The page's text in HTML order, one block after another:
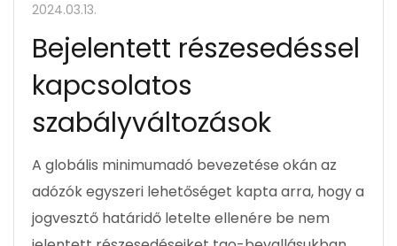
2024.03.13.
Bejelentett részesedéssel
kapcsolatos
szabályváltozások
A globális minimumadó bevezetése okán az
adózók egyszeri lehetőséget kapta arra, hogy a
jogvesztő határidő letelte ellenére be nem